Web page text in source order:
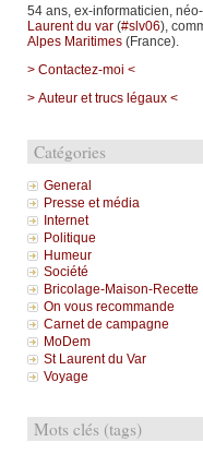
54 ans, ex-informaticien,
Laurent du var(#slv06),
Alpes Maritimes(France).
> Contactez-moi <
> Auteur et trucs légaux <
Catégories
General
Presse et média
Internet
Politique
Humeur
Société
Bricolage-Maison-Recette
On vous recommande
Carnet de campagne
MoDem
St Laurent du Var
Voyage
Mots clés (tags)